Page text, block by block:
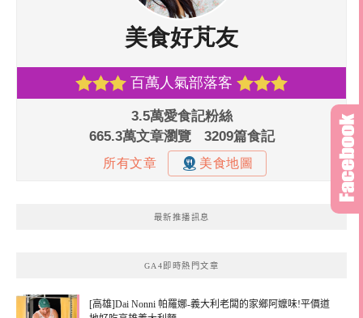
最新推播訊息
GA4即時熱門文章
[高雄]Dai Nonni 帕羅娜-義大利老闆的家鄉阿嬤味!平價道